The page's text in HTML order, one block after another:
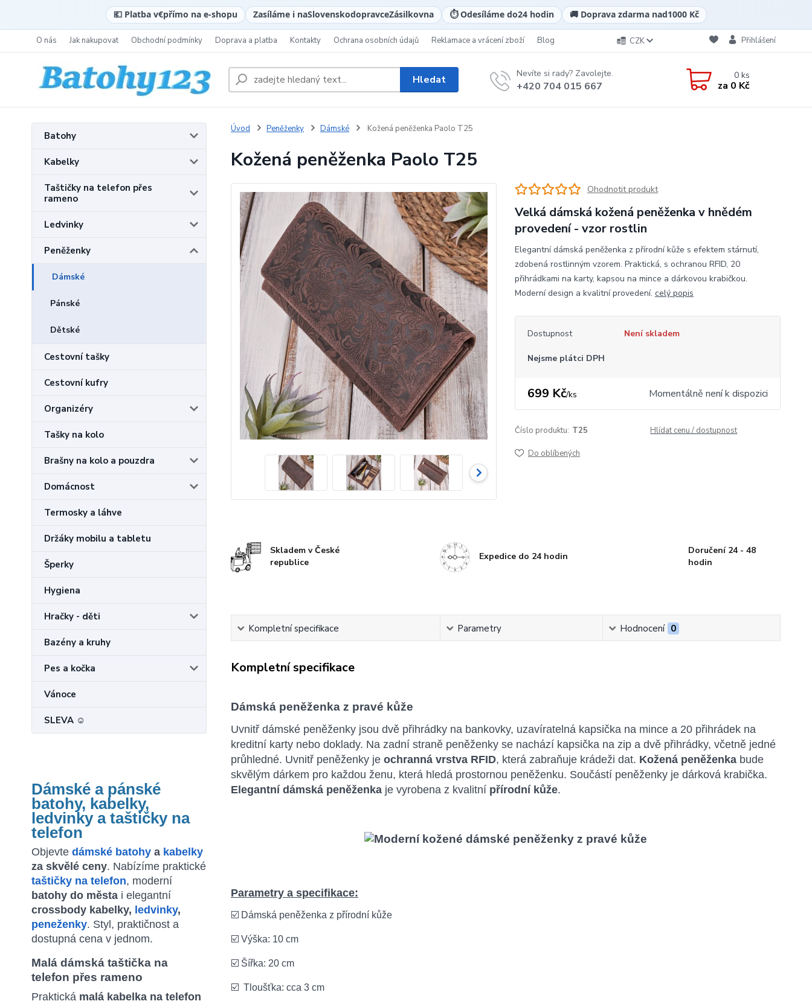
💶 Platba v€přímo na e-shopu Zasíláme i naSlovenskodopravceZásilkovna ⏱️ Odesíláme do24 hodin 🚚 Doprava zdarma nad1000 Kč
O nás Jak nakupovat Obchodní podmínky Doprava a platba Kontakty Ochrana osobních údajů Reklamace a vrácení zboží Blog CZK Přihlášení
Hledat Nevíte si rady? Zavolejte.
+420 704 015 667
0ks
za 0 Kč
Batohy
Kabelky
Taštičky na telefon přes
rameno
Ledvinky
Peněženky
Dámské
Pánské
Dětské
Cestovní tašky
Cestovní kufry
Organizéry
Tašky na kolo
Brašny na kolo a pouzdra
Domácnost
Termosky a láhve
Držáky mobilu a tabletu
Šperky
Hygiena
Hračky - děti
Bazény a kruhy
Pes a kočka
Vánoce
SLEVA ☺
Dámské a pánské
batohy, kabelky,
ledvinky a taštičky na
telefon
Objevte dámské batohy a kabelky
za skvělé ceny. Nabízíme praktické
taštičky na telefon, moderní
batohy do města i elegantní
crossbody kabelky, ledvinky,
peneženky. Styl, praktičnost a
dostupná cena v jednom.
Malá dámská taštička na
telefon přes rameno
Praktická malá kabelka na telefon
Úvod Peněženky Dámské Kožená peněženka Paolo T25
Kožená peněženka Paolo T25
Ohodnotit produkt
Velká dámská kožená peněženka v hnědém
provedení - vzor rostlin
Elegantní dámská peněženka z přírodní kůže s efektem stárnutí,
zdobená rostlinným vzorem. Praktická, s ochranou RFID, 20
přihrádkami na karty, kapsou na mince a dárkovou krabičkou.
Moderní design a kvalitní provedení. celý popis
Dostupnost Není skladem
Nejsme plátci DPH
699 Kč/ks Momentálně není k dispozici
Číslo produktu: T25 Hlídat cenu / dostupnost
Do oblíbených
Skladem v České
republice
Expedice do 24 hodin
Doručení 24 - 48
hodin
Kompletní specifikace Parametry Hodnocení 0
Kompletní specifikace
Dámská peněženka z pravé kůže
Uvnitř dámské peněženky jsou dvě přihrádky na bankovky, uzavíratelná kapsička na mince a 20 přihrádek na
kreditní karty nebo doklady. Na zadní straně peněženky se nachází kapsička na zip a dvě přihrádky, včetně jedné
průhledné. Uvnitř peněženky je ochranná vrstva RFID, která zabraňuje krádeži dat. Kožená peněženkabude
skvělým dárkem pro každou ženu, která hledá prostornou peněženku. Součástí peněženky je dárková krabička.
Elegantní dámská peněženkaje vyrobena z kvalitní přírodní kůže.
Parametry a specifikace:
☑️ Dámská peněženka z přírodní kůže
☑️ Výška: 10 cm
☑️ Šířka: 20 cm
☑️ Tloušťka: cca 3 cm